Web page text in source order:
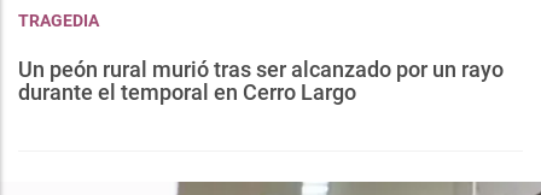
TRAGEDIA
Un peón rural murió tras ser alcanzado por un rayo
durante el temporal en Cerro Largo